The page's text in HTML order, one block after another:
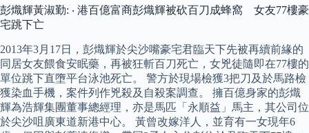
彭熾輝黃淑勤: ‧ 港百億富商彭熾輝被砍百刀成蜂窩 女友77樓豪
宅跳下亡
2013年3月17日，彭熾輝於尖沙嘴豪宅君臨天下先被再續前緣的
同居女友餵食安眠藥，再被狂斬百刀死亡，女兇徒隨即在77樓的
單位跳下直墮平台泳池死亡。 警方於現場檢獲3把刀及於馬路檢
獲染血手機，案件列作兇殺及自殺案調查。 擁百億身家的彭熾
輝為浩輝集團董事總經理，亦是馬匹「永順益」馬主，其公司位
於尖沙咀廣東道新港中心。 黃曾改嫁洋人，並育有一女現年6